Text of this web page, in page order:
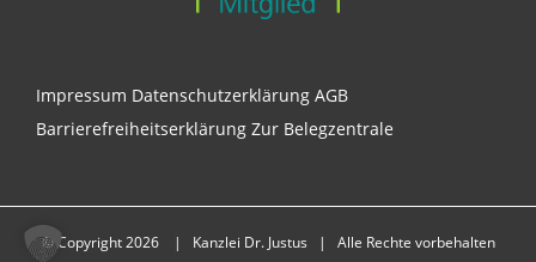
Impressum Datenschutzerklärung AGB
Barrierefreiheitserklärung Zur Belegzentrale
© Copyright2026 | Kanzlei Dr. Justus | Alle Rechte vorbehalten